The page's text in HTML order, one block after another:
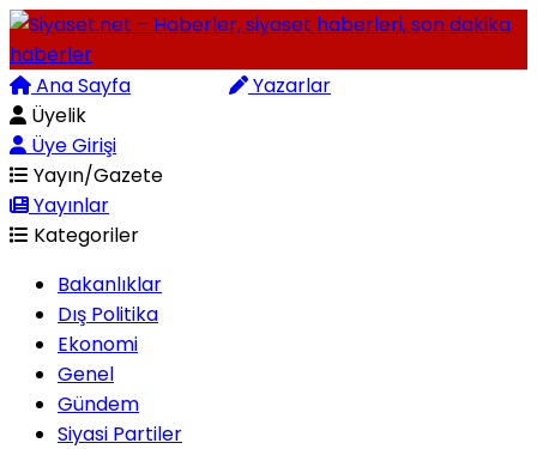
Ana Sayfa
Yazarlar
Üyelik
Üye Girişi
Yayın/Gazete
Yayınlar
Kategoriler
Bakanlıklar
Dış Politika
Ekonomi
Genel
Gündem
Siyasi Partiler